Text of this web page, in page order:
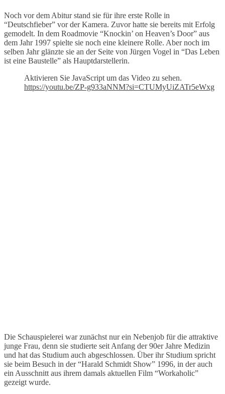
Noch vor dem Abitur stand sie für ihre erste Rolle in
“Deutschfieber” vor der Kamera. Zuvor hatte sie bereits mit Erfolg
gemodelt. In dem Roadmovie “Knockin’ on Heaven’s Door” aus
dem Jahr 1997 spielte sie noch eine kleinere Rolle. Aber noch im
selben Jahr glänzte sie an der Seite von Jürgen Vogel in “Das Leben
ist eine Baustelle” als Hauptdarstellerin.
Aktivieren Sie JavaScript um das Video zu sehen.
https://youtu.be/ZP-g933aNNM?si=CTUMyUiZATr5eWxg
Die Schauspielerei war zunächst nur ein Nebenjob für die attraktive
junge Frau, denn sie studierte seit Anfang der 90er Jahre Medizin
und hat das Studium auch abgeschlossen. Über ihr Studium spricht
sie beim Besuch in der “Harald Schmidt Show” 1996, in der auch
ein Ausschnitt aus ihrem damals aktuellen Film “Workaholic”
gezeigt wurde.